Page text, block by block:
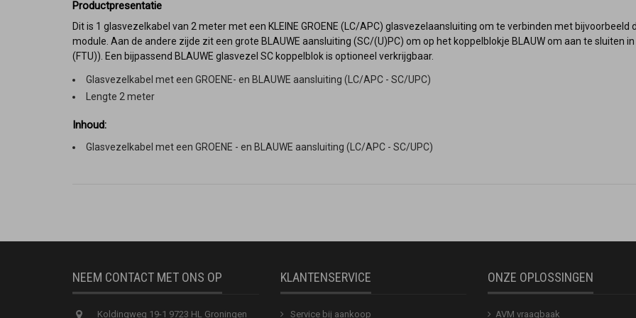
Productpresentatie
Dit is 1 glasvezelkabel van 2 meter met een KLEINE GROENE (LC/APC) glasvezelaansluiting om te verbinden met bijvoorbeeld
module. Aan de andere zijde zit een grote BLAUWE aansluiting (SC/(U)PC) om op het koppelblokje BLAUW om aan te sluiten
(FTU)). Een bijpassend BLAUWE glasvezel SC koppelblok is optioneel verkrijgbaar.
Glasvezelkabel met een GROENE- en BLAUWE aansluiting (LC/APC - SC/UPC)
Lengte 2 meter
Inhoud:
Glasvezelkabel met een GROENE - en BLAUWE aansluiting (LC/APC - SC/UPC)
NEEM CONTACT MET ONS OP
Koldingweg 19-1 9723 HL Groningen
KLANTENSERVICE
Service bij aankoop
ONZE OPLOSSINGEN
AVM vraagbaak